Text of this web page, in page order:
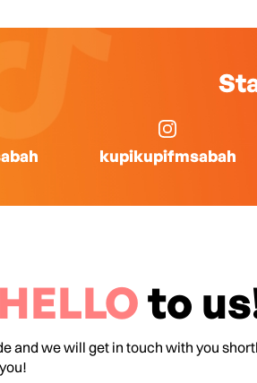
kupikupifmsabah
HELLOto
and we will get in touch with you